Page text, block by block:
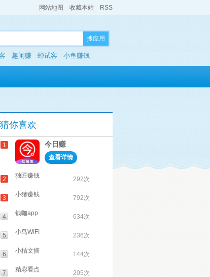
网站地图 收藏本站 RSS
搜应用
趣闲赚 蝉试客 小鱼赚钱
猜你喜欢
1 今日赚
查看详情
2 独匠赚钱 292次
3 小猪赚钱 792次
4 钱咖app 634次
5 小鸟WIFI 236次
6 小桔文摘 144次
7 精彩看点 205次